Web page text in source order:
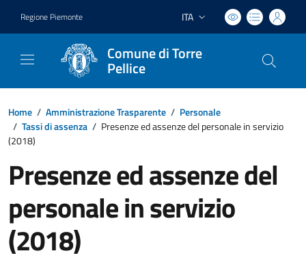
Regione Piemonte Lingua attiva:
ITA
Comune di Torre
Pellice
Home / Amministrazione Trasparente / Personale
/ Tassi di assenza / Presenze ed assenze del personale in servizio
(2018)
Presenze ed assenze del
personale in servizio
(2018)